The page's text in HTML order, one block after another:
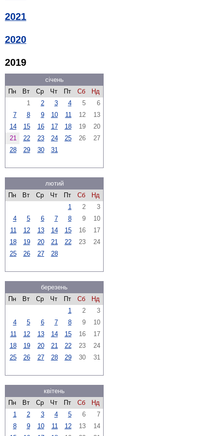
2021
2020
2019
січень
Пн
Вт Ср Чт Пт Сб
Нд
1
2 3 4 5
6
7
8 9 10 11 12
13
14
15 16 17 18 19
20
21
22 23 24 25 26
27
28
29 30 31
лютий
Пн
Вт Ср Чт Пт Сб
Нд
1
2
3
4
5 6 7 8 9
10
11
12 13 14 15 16
17
18
19 20 21 22 23
24
25
26 27 28
березень
Пн
Вт Ср Чт Пт Сб
Нд
1
2
3
4
5 6 7 8 9
10
11
12 13 14 15 16
17
18
19 20 21 22 23
24
25
26 27 28 29 30 31
квітень
Пн
Вт Ср Чт Пт Сб
Нд
1
2 3 4 5 6
7
8
9 10 11 12 13
14